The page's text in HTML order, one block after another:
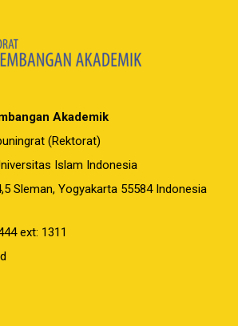
Akademik
(Rektorat)
Islam Indonesia
Sleman, Yogyakarta 55584 Indonesia
ext: 1311